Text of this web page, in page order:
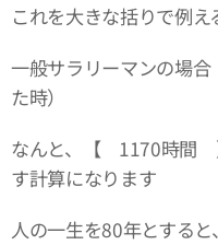
これを大きな括りで例え
一般サラリーマンの場
た時）
なんと、【 1170時間
す計算になります
人の一生を80年とすると、